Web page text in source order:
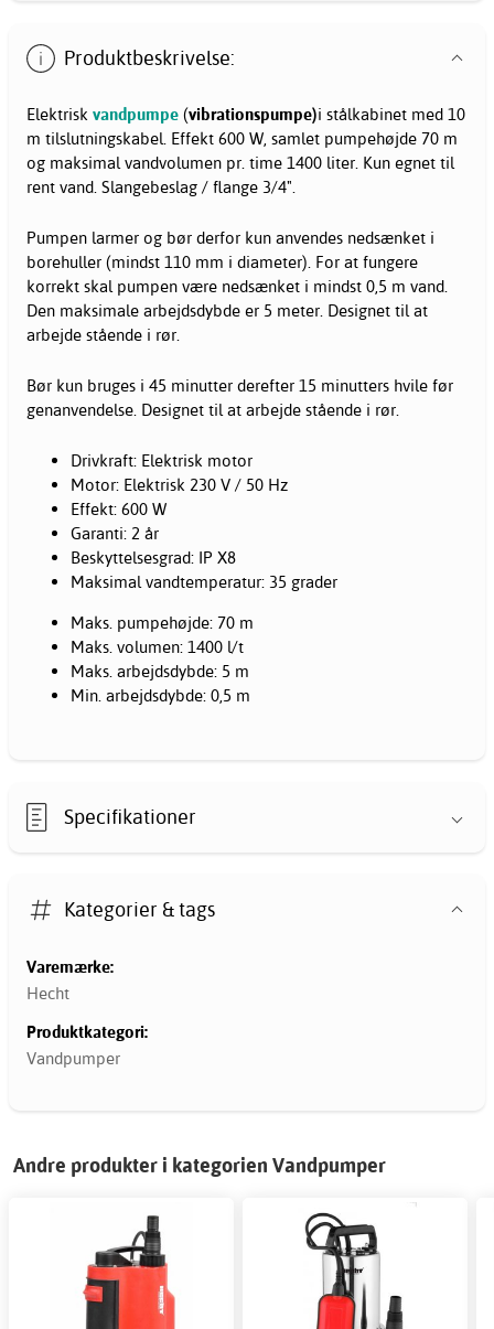
Produktbeskrivelse:
Elektrisk vandpumpe (vibrationspumpe)i stålkabinet med 10
m tilslutningskabel. Effekt 600 W, samlet pumpehøjde 70 m
og maksimal vandvolumen pr. time 1400 liter. Kun egnet til
rent vand. Slangebeslag / flange 3/4".
Pumpen larmer og bør derfor kun anvendes nedsænket i
borehuller (mindst 110 mm i diameter). For at fungere
korrekt skal pumpen være nedsænket i mindst 0,5 m vand.
Den maksimale arbejdsdybde er 5 meter. Designet til at
arbejde stående i rør.
Bør kun bruges i 45 minutter derefter 15 minutters hvile før
genanvendelse. Designet til at arbejde stående i rør.
Drivkraft: Elektrisk motor
Motor: Elektrisk 230 V / 50 Hz
Effekt: 600 W
Garanti: 2 år
Beskyttelsesgrad: IP X8
Maksimal vandtemperatur: 35 grader
Maks. pumpehøjde: 70 m
Maks. volumen: 1400 l/t
Maks. arbejdsdybde: 5 m
Min. arbejdsdybde: 0,5 m
Specifikationer
Kategorier & tags
Varemærke:
Hecht
Produktkategori:
Vandpumper
Andre produkter i kategorien Vandpumper